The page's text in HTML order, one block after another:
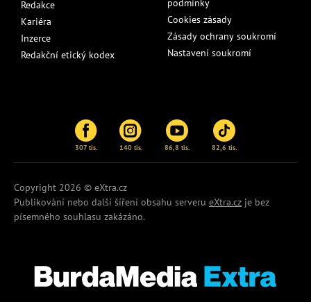
Redakce
Kariéra
Inzerce
Redakční etický kodex
podmínky
Cookies zásady
Zásady ochrany soukromí
Nastavení soukromí
307 tis. 140 tis. 86,8 tis. 82,6 tis.
Copyright 2026 © eXtra.cz
Publikování nebo další šíření obsahu serveru eXtra.cz je bez
písemného souhlasu zakázáno.